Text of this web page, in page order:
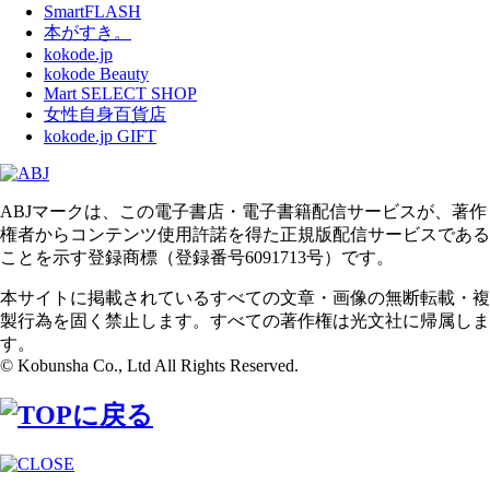
SmartFLASH
本がすき。
kokode.jp
kokode Beauty
Mart SELECT SHOP
女性自身百貨店
kokode.jp GIFT
ABJマークは、この電子書店・電子書籍配信サービスが、著作
権者からコンテンツ使用許諾を得た正規版配信サービスである
ことを示す登録商標（登録番号6091713号）です。
本サイトに掲載されているすべての文章・画像の無断転載・複
製行為を固く禁止します。すべての著作権は光文社に帰属しま
す。
© Kobunsha Co., Ltd All Rights Reserved.